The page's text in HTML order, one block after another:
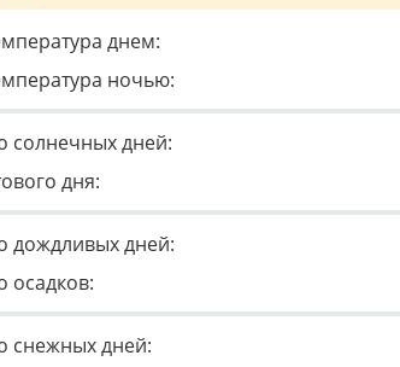
днем:
ночью:
солнечных дней:
дня:
дождливых дней:
осадков:
снежных дней: